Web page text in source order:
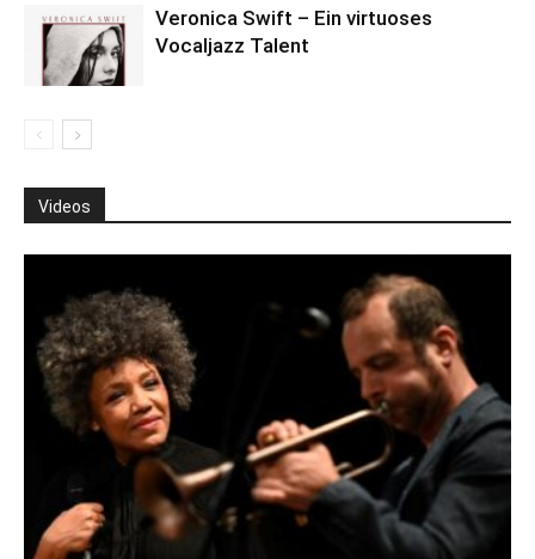
Veronica Swift – Ein virtuoses
Vocaljazz Talent
Videos